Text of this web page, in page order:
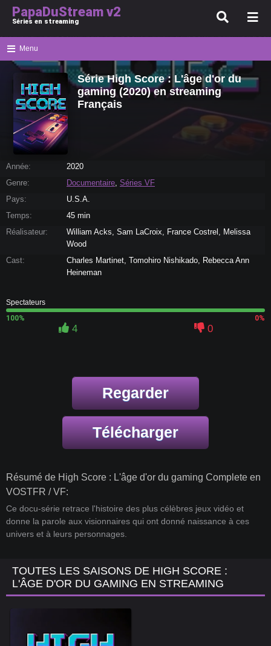
PapaDuStream v2
Séries en streaming
Menu
Série High Score : L'âge d'or du
gaming (2020) en streaming
Français
Année:
2020
Genre:
Documentaire, Séries VF
Pays:
U.S.A.
Temps:
45 min
Réalisateur:
William Acks, Sam LaCroix, France Costrel, Melissa
Wood
Cast:
Charles Martinet, Tomohiro Nishikado, Rebecca Ann
Heineman
Spectateurs
100%
0%
4 0
Regarder
Télécharger
Résumé de High Score : L'âge d'or du gaming Complete en
VOSTFR / VF:
Ce docu-série retrace l'histoire des plus célèbres jeux vidéo et
donne la parole aux visionnaires qui ont donné naissance à ces
univers et à leurs personnages.
TOUTES LES SAISONS DE HIGH SCORE :
L'ÂGE D'OR DU GAMING EN STREAMING